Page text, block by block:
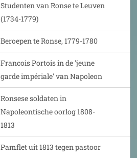
Studenten van Ronse te Leuven
(1734-1779)
Beroepen te Ronse, 1779-1780
Francois Portois in de 'jeune
garde impériale' van Napoleon
Ronsese soldaten in
Napoleontische oorlog 1808-
1813
Pamflet uit 1813 tegen pastoor